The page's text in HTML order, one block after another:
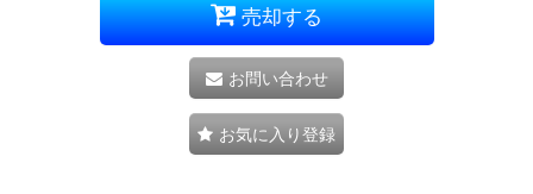
売却する
お問い合わせ
お気に入り登録